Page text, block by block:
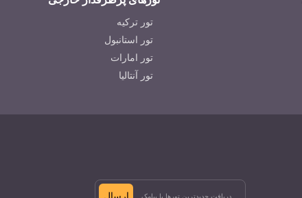
تور ترکیه
تور استانبول
تور امارات
تور آنتالیا
ارسال